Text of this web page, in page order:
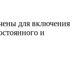
для включения
и